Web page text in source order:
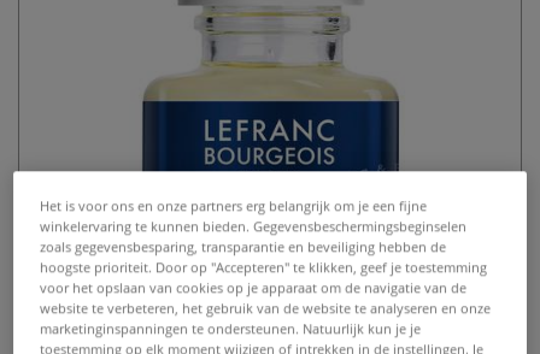
Het is voor ons en onze partners erg belangrijk om je een fijne
winkelervaring te kunnen bieden. Gegevensbeschermingsbeginselen
zoals gegevensbesparing, transparantie en beveiliging hebben de
hoogste prioriteit. Door op "Accepteren" te klikken, geef je toestemming
voor het opslaan van cookies op je apparaat om de navigatie van de
website te verbeteren, het gebruik van de website te analyseren en onze
marketinginspanningen te ondersteunen. Natuurlijk kun je je
toestemming op elk moment wijzigen of intrekken in de instellingen. Je